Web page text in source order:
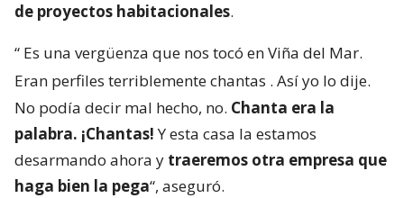
de proyectos habitacionales.
“ Es una vergüenza que nos tocó en Viña del Mar.
Eran perfiles terriblemente chantas . Así yo lo dije.
No podía decir mal hecho, no. Chanta era la
palabra. ¡Chantas!Y esta casa la estamos
desarmando ahora y traeremos otra empresa que
haga bien la pega“, aseguró.